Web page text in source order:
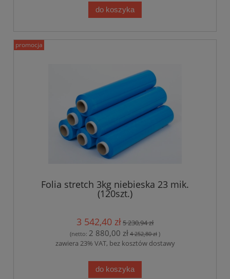
do koszyka
Folia stretch 3kg niebieska 23 mik.
(120szt.)
3 542,40 zł5 230,94 zł
(netto: 2 880,00 zł 4 252,80 zł )
zawiera 23% VAT, bez kosztów dostawy
do koszyka
promocja